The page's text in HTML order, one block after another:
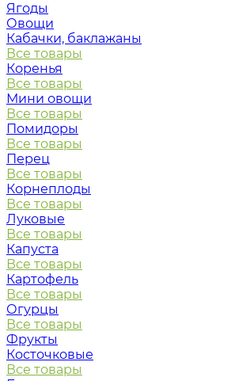
Ягоды
Овощи
Кабачки, баклажаны
Все товары
Коренья
Все товары
Мини овощи
Все товары
Помидоры
Все товары
Перец
Все товары
Корнеплоды
Все товары
Луковые
Все товары
Капуста
Все товары
Картофель
Все товары
Огурцы
Все товары
Фрукты
Косточковые
Все товары